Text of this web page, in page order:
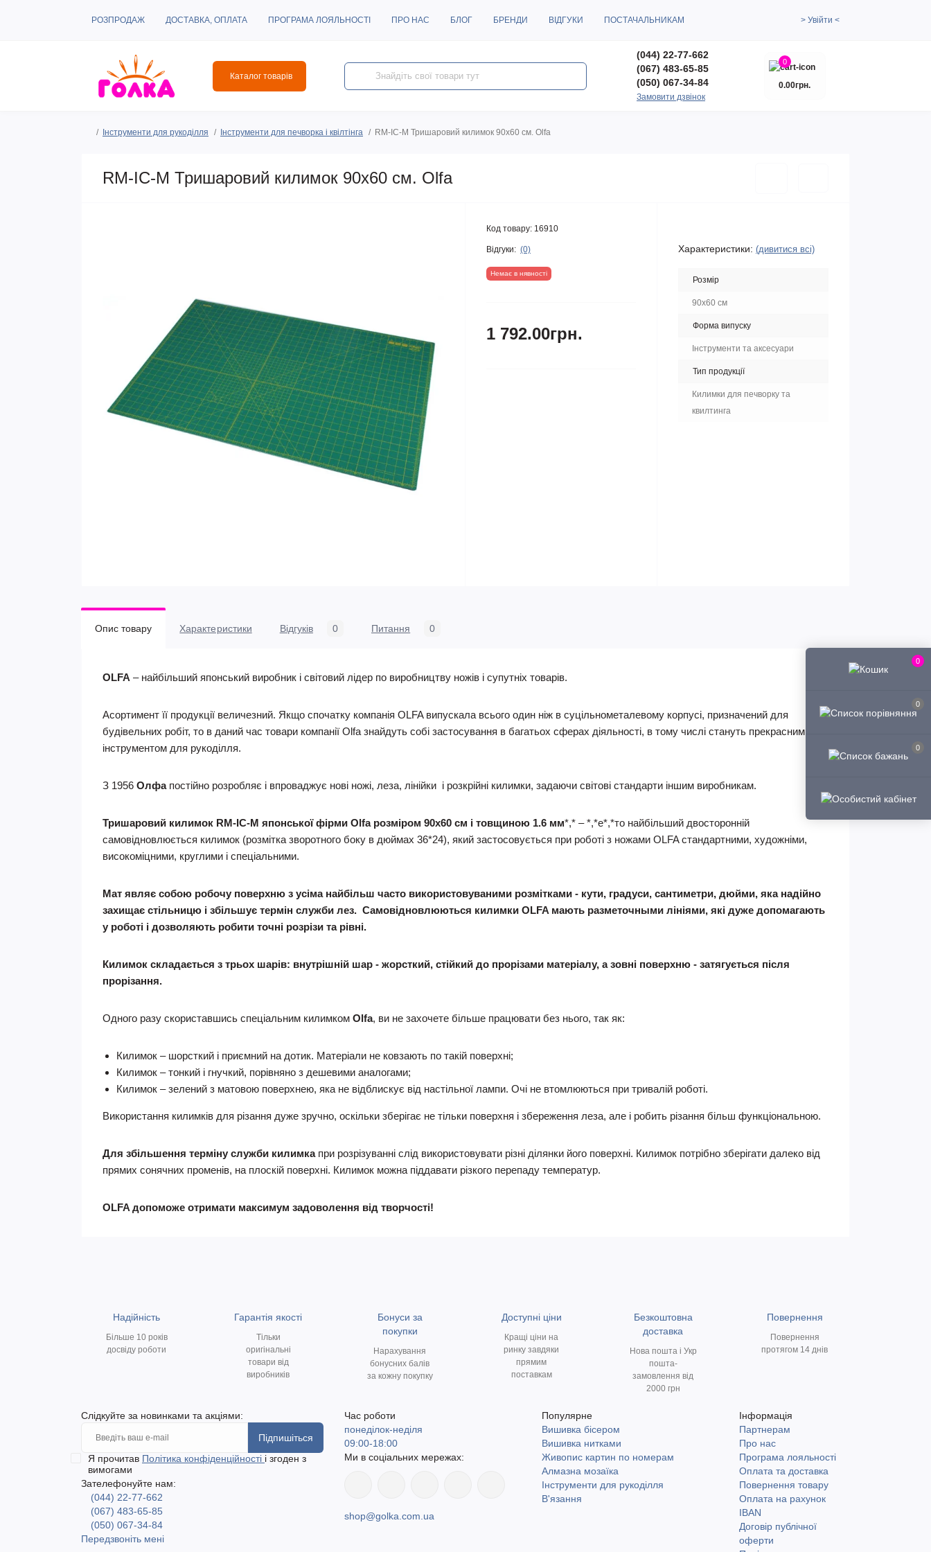
0
0
0
РОЗПРОДАЖ ДОСТАВКА, ОПЛАТА ПРОГРАМА ЛОЯЛЬНОСТІ ПРО НАС БЛОГ БРЕНДИ ВІДГУКИ ПОСТАЧАЛЬНИКАМ > Увійти <
Каталог товарів
(044) 22-77-662
(067) 483-65-85
(050) 067-34-84
Замовити дзвінок
0
0.00грн.
Інструменти для рукоділля Інструменти для печворка і квілтінга RM-IC-M Тришаровий килимок 90х60 см. Olfa
RM-IC-M Тришаровий килимок 90х60 см. Olfa
Код товару: 16910
Відгуки: (0)
Немає в нявності
1 792.00грн.
Характеристики: (дивитися всі)
Розмір
90х60 см
Форма випуску
Інструменти та аксесуари
Тип продукції
Килимки для печворку та
квилтинга
Опис товару Характеристики Відгуків 0 Питання 0
OLFA – найбільший японський виробник і світовий лідер по виробництву ножів і супутніх товарів.
Асортимент її продукції величезний. Якщо спочатку компанія OLFA випускала всього один ніж в суцільнометалевому корпусі, призначений для
будівельних робіт, то в даний час товари компанії Olfa знайдуть собі застосування в багатьох сферах діяльності, в тому числі стануть прекрасним
інструментом для рукоділля.
З 1956 Олфапостійно розробляє і впроваджує нові ножі, леза, лінійки і розкрійні килимки, задаючи світові стандарти іншим виробникам.
Тришаровий килимок RM-IC-M японської фірми Olfa розміром 90х60 см і товщиною 1.6 мм*,* – *,*е*,*то найбільший двосторонній
самовідновлюється килимок (розмітка зворотного боку в дюймах 36*24), який застосовується при роботі з ножами OLFA стандартними, художніми,
високоміцними, круглими і спеціальними.
Мат являє собою робочу поверхню з усіма найбільш часто використовуваними розмітками - кути, градуси, сантиметри, дюйми, яка надійно
захищає стільницю і збільшує термін служби лез. Самовідновлюються килимки OLFA мають разметочными лініями, які дуже допомагають
у роботі і дозволяють робити точні розрізи та рівні.
Килимок складається з трьох шарів: внутрішній шар - жорсткий, стійкий до прорізами матеріалу, а зовні поверхню - затягується після
прорізання.
Одного разу скориставшись спеціальним килимком Olfa, ви не захочете більше працювати без нього, так як:
Килимок – шорсткий і приємний на дотик. Матеріали не ковзають по такій поверхні;
Килимок – тонкий і гнучкий, порівняно з дешевими аналогами;
Килимок – зелений з матовою поверхнею, яка не відблискує від настільної лампи. Очі не втомлюються при тривалій роботі.
Використання килимків для різання дуже зручно, оскільки зберігає не тільки поверхня і збереження леза, але і робить різання більш функціональною.
Для збільшення терміну служби килимкапри розрізуванні слід використовувати різні ділянки його поверхні. Килимок потрібно зберігати далеко від
прямих сонячних променів, на плоскій поверхні. Килимок можна піддавати різкого перепаду температур.
OLFA допоможе отримати максимум задоволення від творчості!
Надійність
Більше 10 років
досвіду роботи
Гарантія якості
Тільки
оригінальні
товари від
виробників
Бонуси за
покупки
Нарахування
бонусних балів
за кожну покупку
Доступні ціни
Кращі ціни на
ринку завдяки
прямим
поставкам
Безкоштовна
доставка
Нова пошта і Укр
пошта-
замовлення від
2000 грн
Повернення
Повернення
протягом 14 днів
Слідкуйте за новинками та акціями:
Підпишіться
Я прочитав Політика конфіденційності і згоден з
вимогами
Зателефонуйте нам:
(044) 22-77-662
(067) 483-65-85
(050) 067-34-84
Передзвоніть мені
Час роботи
понеділок-неділя
09:00-18:00
Ми в соціальних мережах:
shop@golka.com.ua
Популярне
Вишивка бісером
Вишивка нитками
Живопис картин по номерам
Алмазна мозаїка
Інструменти для рукоділля
В'язання
Інформація
Партнерам
Про нас
Програма лояльності
Оплата та доставка
Повернення товару
Оплата на рахунок
IBAN
Договір публічної
оферти